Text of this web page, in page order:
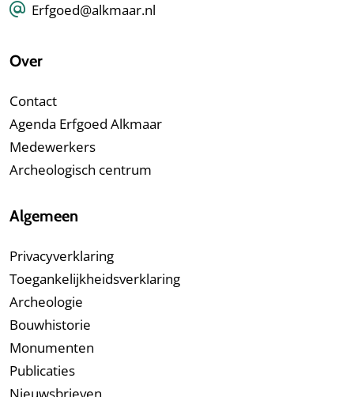
Erfgoed@alkmaar.nl
Over
Contact
Agenda Erfgoed Alkmaar
Medewerkers
Archeologisch centrum
Algemeen
Privacyverklaring
Toegankelijkheidsverklaring
Archeologie
Bouwhistorie
Monumenten
Publicaties